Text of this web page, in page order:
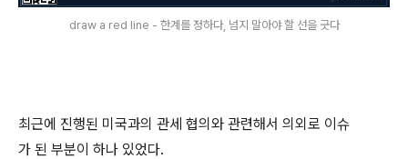
draw a red line - 한계를 정하다, 넘지 말아야 할 선을 긋다
최근에 진행된 미국과의 관세 협의와 관련해서 의외로 이슈
가 된 부분이 하나 있었다.